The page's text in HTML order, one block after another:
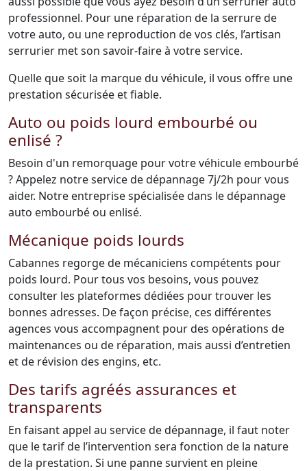
professionnel. Pour une réparation de la serrure de
votre auto, ou une reproduction de vos clés, l’artisan
serrurier met son savoir-faire à votre service.
Quelle que soit la marque du véhicule, il vous offre une
prestation sécurisée et fiable.
Auto ou poids lourd embourbé ou
enlisé ?
Besoin d'un remorquage pour votre véhicule embourbé
? Appelez notre service de dépannage 7j/2h pour vous
aider. Notre entreprise spécialisée dans le dépannage
auto embourbé ou enlisé.
Mécanique poids lourds
Cabannes regorge de mécaniciens compétents pour
poids lourd. Pour tous vos besoins, vous pouvez
consulter les plateformes dédiées pour trouver les
bonnes adresses. De façon précise, ces différentes
agences vous accompagnent pour des opérations de
maintenances ou de réparation, mais aussi d’entretien
et de révision des engins, etc.
Des tarifs agréés assurances et
transparents
En faisant appel au service de dépannage, il faut noter
que le tarif de l’intervention sera fonction de la nature
de la prestation. Si une panne survient en pleine